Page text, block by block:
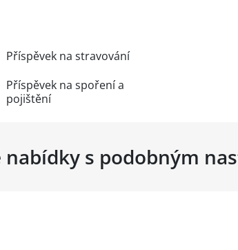
Příspěvek na stravování
Příspěvek na spoření a
pojištění
nabídky s podobným